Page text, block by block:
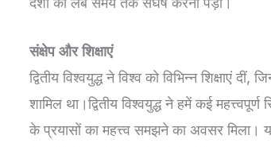
संक्षेप और शिक्षाएं
द्वितीय विश्वयुद्ध ने विश्व को विभिन्न शिक्षाएं
शामिल था।द्वितीय विश्वयुद्ध ने हमें कई
के प्रयासों का महत्त्व समझने का अवसर मिला।